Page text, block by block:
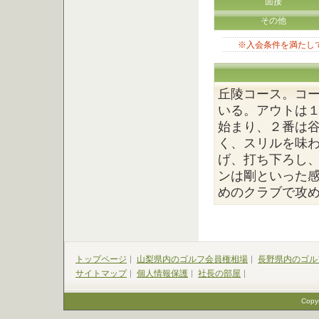
その他
※入会条件を満たし
丘陵コース。コ
いる。アウトは
始まり、２番は
く、スリルを味
げ、打ち下ろし
ンは剛といった
めのクラブで攻
トップページ 山梨県内のゴルフ会員権相場
長野県内のゴ
サイトマップ
個人情報保護 社長の部屋